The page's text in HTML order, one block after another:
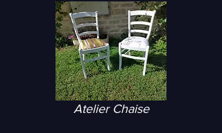
Atelier Chaise